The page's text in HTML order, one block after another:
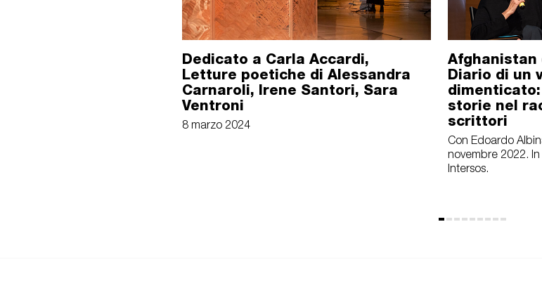
Dedicato a Carla Accardi,
Letture poetiche di Alessandra
Carnaroli, Irene Santori, Sara
Ventroni
8 marzo 2024
Diario di un
storie nel
scrittori
Con Edoardo
novembre 2022.
Intersos.